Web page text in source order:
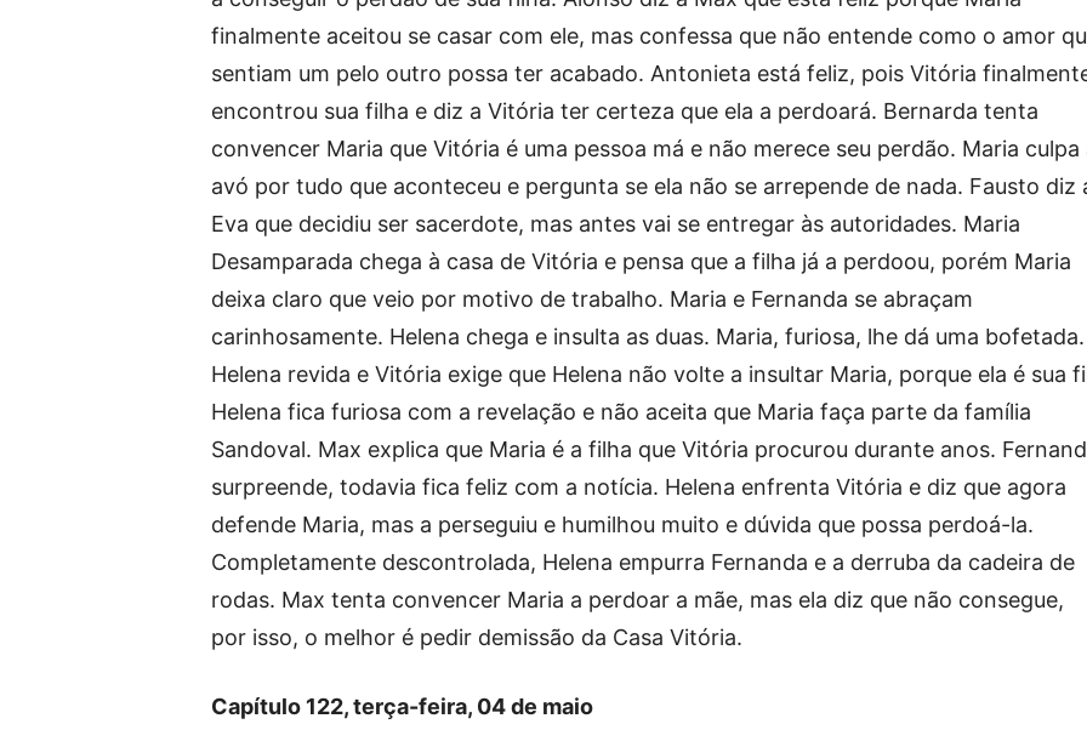
finalmente aceitou se casar com ele, mas confessa que não entende como o amor
sentiam um pelo outro possa ter acabado. Antonieta está feliz, pois Vitória
encontrou sua filha e diz a Vitória ter certeza que ela a perdoará. Bernarda tenta
convencer Maria que Vitória é uma pessoa má e não merece seu perdão. Maria culpa
avó por tudo que aconteceu e pergunta se ela não se arrepende de nada. Fausto diz
Eva que decidiu ser sacerdote, mas antes vai se entregar às autoridades. Maria
Desamparada chega à casa de Vitória e pensa que a filha já a perdoou, porém Maria
deixa claro que veio por motivo de trabalho. Maria e Fernanda se abraçam
carinhosamente. Helena chega e insulta as duas. Maria, furiosa, lhe dá uma bofetada.
Helena revida e Vitória exige que Helena não volte a insultar Maria, porque ela é sua
Helena fica furiosa com a revelação e não aceita que Maria faça parte da família
Sandoval. Max explica que Maria é a filha que Vitória procurou durante anos.
surpreende, todavia fica feliz com a notícia. Helena enfrenta Vitória e diz que agora
defende Maria, mas a perseguiu e humilhou muito e dúvida que possa perdoá-la.
Completamente descontrolada, Helena empurra Fernanda e a derruba da cadeira de
rodas. Max tenta convencer Maria a perdoar a mãe, mas ela diz que não consegue,
por isso, o melhor é pedir demissão da Casa Vitória.
Capítulo 122, terça-feira, 04 de maio